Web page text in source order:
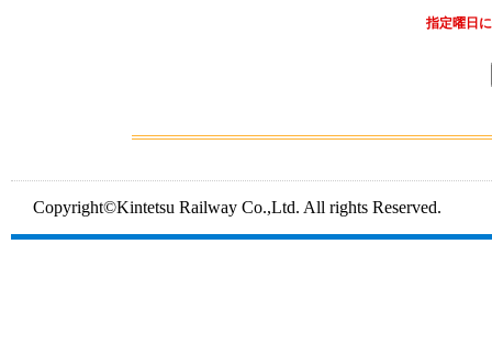
指定曜日